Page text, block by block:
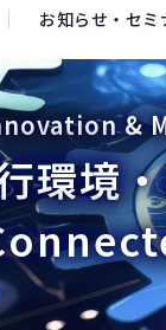
お知らせ・セミ
&
環境